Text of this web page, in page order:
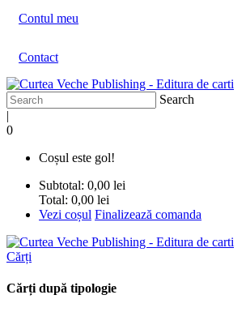
Contul meu
Contact
Search
|
0
Coșul este gol!
Subtotal: 0,00 lei
Total: 0,00 lei
Vezi coșul Finalizează comanda
Cărți
Cărți după tipologie